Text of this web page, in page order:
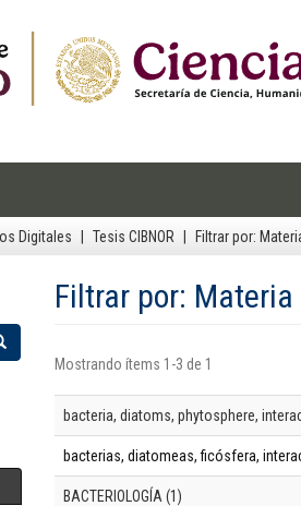
Digitales Tesis CIBNOR Filtrar por:
Filtrar por: Materia
Mostrando ítems 1-3 de 1
bacteria, diatoms, phytosphere,
bacterias, diatomeas, ficósfera,
BACTERIOLOGÍA (1)